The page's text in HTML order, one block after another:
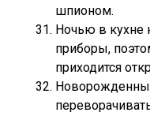
шпионом.
Ночью в кухне
приборы,
приходится